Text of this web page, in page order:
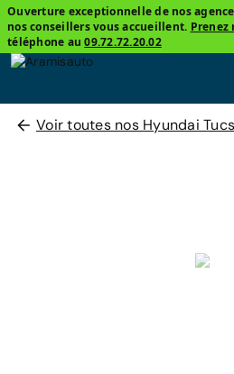
Ouverture exceptionnelle de nos
nos conseillers vous accueillent. Prenez
téléphone au09.72.72.20.02
Voir toutes nos Hyundai